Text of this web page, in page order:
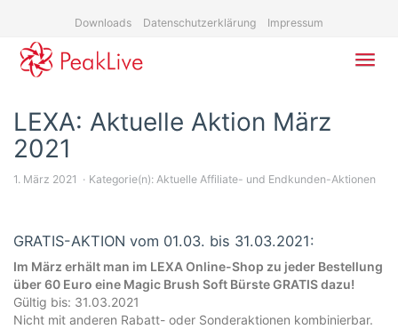
content
Downloads Datenschutzerklärung Impressum
LEXA: Aktuelle Aktion März
2021
1. März 2021 Kategorie(n): Aktuelle Affiliate- und Endkunden-Aktionen
GRATIS-AKTION vom 01.03. bis 31.03.2021:
Im März erhält man im LEXA Online-Shop zu jeder Bestellung
über 60 Euro eine Magic Brush Soft Bürste GRATIS dazu!
Gültig bis: 31.03.2021
Nicht mit anderen Rabatt- oder Sonderaktionen kombinierbar.